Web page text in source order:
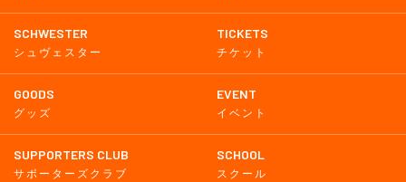
SCHWESTER
シュヴェスター
TICKETS
チケット
GOODS
グッズ
EVENT
イベント
SUPPORTERS CLUB
サポーターズクラブ
SCHOOL
スクール